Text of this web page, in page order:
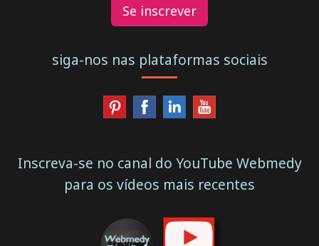
Se inscrever
siga-nos nas plataformas sociais
Inscreva-se no canal do YouTube Webmedy
para os vídeos mais recentes